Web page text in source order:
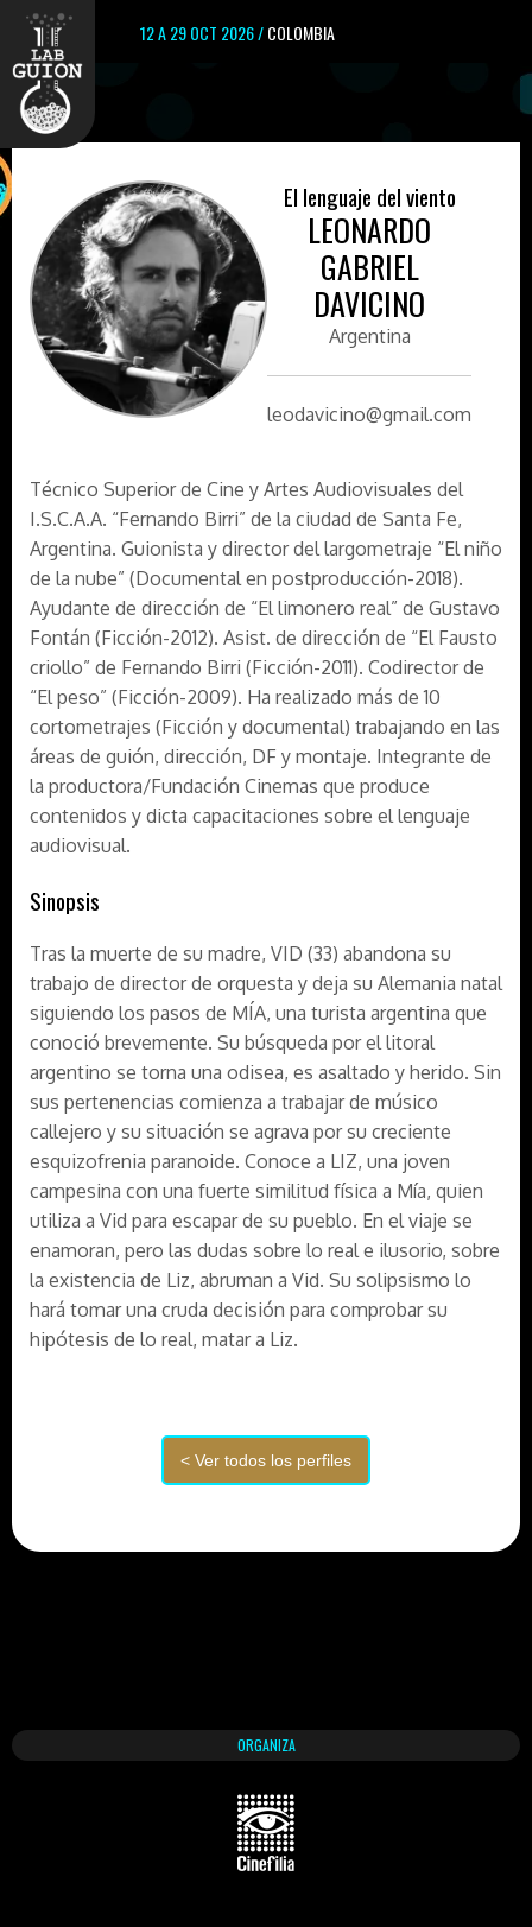
12 A 29 OCT 2026 /COLOMBIA
El lenguaje del viento
LEONARDO
GABRIEL
DAVICINO
Argentina
leodavicino@gmail.com
Técnico Superior de Cine y Artes Audiovisuales del
I.S.C.A.A. “Fernando Birri” de la ciudad de Santa Fe,
Argentina. Guionista y director del largometraje “El niño
de la nube” (Documental en postproducción-2018).
Ayudante de dirección de “El limonero real” de Gustavo
Fontán (Ficción-2012). Asist. de dirección de “El Fausto
criollo” de Fernando Birri (Ficción-2011). Codirector de
“El peso” (Ficción-2009). Ha realizado más de 10
cortometrajes (Ficción y documental) trabajando en las
áreas de guión, dirección, DF y montaje. Integrante de
la productora/Fundación Cinemas que produce
contenidos y dicta capacitaciones sobre el lenguaje
audiovisual.
Sinopsis
Tras la muerte de su madre, VID (33) abandona su
trabajo de director de orquesta y deja su Alemania natal
siguiendo los pasos de MÍA, una turista argentina que
conoció brevemente. Su búsqueda por el litoral
argentino se torna una odisea, es asaltado y herido. Sin
sus pertenencias comienza a trabajar de músico
callejero y su situación se agrava por su creciente
esquizofrenia paranoide. Conoce a LIZ, una joven
campesina con una fuerte similitud física a Mía, quien
utiliza a Vid para escapar de su pueblo. En el viaje se
enamoran, pero las dudas sobre lo real e ilusorio, sobre
la existencia de Liz, abruman a Vid. Su solipsismo lo
hará tomar una cruda decisión para comprobar su
hipótesis de lo real, matar a Liz.
ORGANIZA